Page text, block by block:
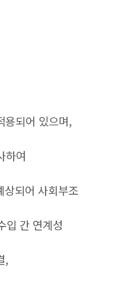
용되어 있으며,
하여
되어 사회부조
입 간 연계성
,